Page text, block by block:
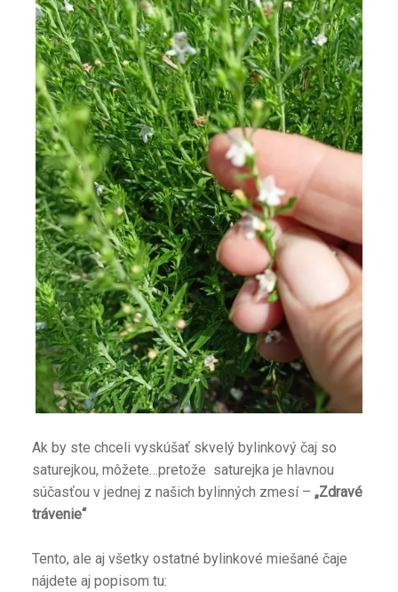
Ak by ste chceli vyskúšať skvelý bylinkový čaj so
saturejkou, môžete…pretože saturejka je hlavnou
súčasťou v jednej z našich bylinných zmesí – „Zdravé
trávenie“
Tento, ale aj všetky ostatné bylinkové miešané čaje
nájdete aj popisom tu: